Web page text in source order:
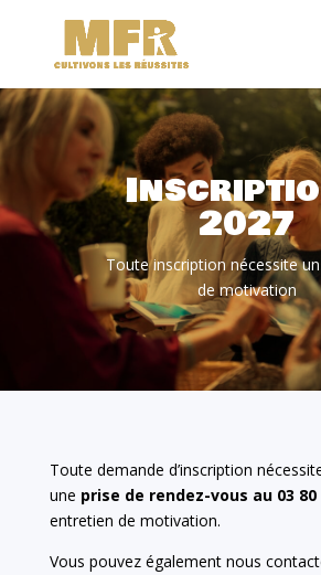
2027
Toute inscription nécessite
de motivation
Toute demande d’inscription
une prise de rendez-vous au 03 80
entretien de motivation.
Vous pouvez également nous